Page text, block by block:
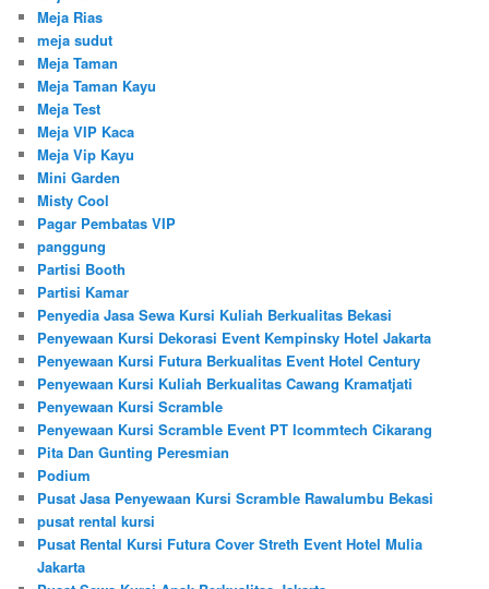
Meja Rias
meja sudut
Meja Taman
Meja Taman Kayu
Meja Test
Meja VIP Kaca
Meja Vip Kayu
Mini Garden
Misty Cool
Pagar Pembatas VIP
panggung
Partisi Booth
Partisi Kamar
Penyedia Jasa Sewa Kursi Kuliah Berkualitas Bekasi
Penyewaan Kursi Dekorasi Event Kempinsky Hotel Jakarta
Penyewaan Kursi Futura Berkualitas Event Hotel Century
Penyewaan Kursi Kuliah Berkualitas Cawang Kramatjati
Penyewaan Kursi Scramble
Penyewaan Kursi Scramble Event PT Icommtech Cikarang
Pita Dan Gunting Peresmian
Podium
Pusat Jasa Penyewaan Kursi Scramble Rawalumbu Bekasi
pusat rental kursi
Pusat Rental Kursi Futura Cover Streth Event Hotel Mulia
Jakarta